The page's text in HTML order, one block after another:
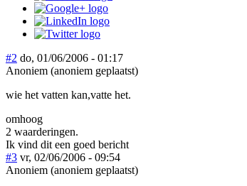
#2 do, 01/06/2006 - 01:17
Anoniem (anoniem geplaatst)
wie het vatten kan,vatte het.
omhoog
2 waarderingen.
Ik vind dit een goed bericht
#3 vr, 02/06/2006 - 09:54
Anoniem (anoniem geplaatst)